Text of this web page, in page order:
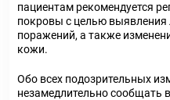
пациентам рекомендуется
покровы с целью
поражений, а также
кожи.
Обо всех подозрительных
незамедлительно сообщать